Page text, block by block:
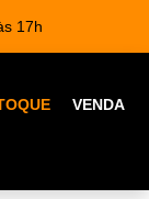
17h
VENDA